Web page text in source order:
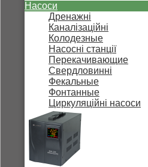
Насоси
Дренажні
Каналізаційні
Колодезные
Насосні станції
Перекачивающие
Свердловинні
Фекальные
Фонтанные
Циркуляційні насоси